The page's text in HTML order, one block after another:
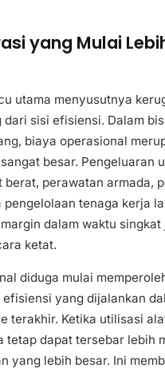
yang Mulai
utama menyusutnya
dari sisi efisiensi. Dalam
biaya operasional
besar. Pengeluaran
berat, perawatan armada,
pengelolaan tenaga kerja
dalam waktu
ketat.
diduga mulai
yang dijalankan
terakhir. Ketika utilisasi
tetap dapat tersebar lebih
yang lebih besar. Ini